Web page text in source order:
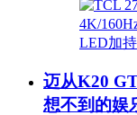
迈从K20
想不到的娱